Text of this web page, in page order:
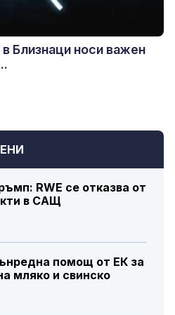
RWE се отказва от
в САЩ
помощ от ЕК за
мляко и свинско
Близнаци носи важен